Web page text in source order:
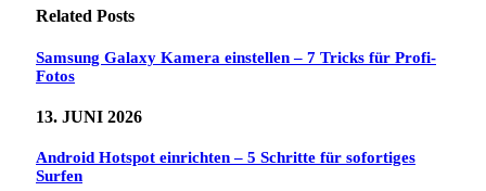
Related Posts
Samsung Galaxy Kamera einstellen – 7 Tricks für Profi-
Fotos
13. JUNI 2026
Android Hotspot einrichten – 5 Schritte für sofortiges
Surfen